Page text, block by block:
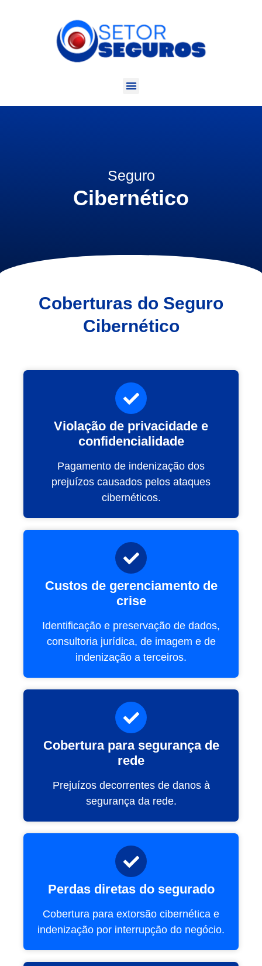
Seguro
Cibernético
Coberturas do Seguro
Cibernético
Violação de privacidade e
confidencialidade
Pagamento de indenização dos
prejuízos causados pelos ataques
cibernéticos.
Custos de gerenciamento de
crise
Identificação e preservação de dados,
consultoria jurídica, de imagem e de
indenização a terceiros.
Cobertura para segurança de
rede
Prejuízos decorrentes de danos à
segurança da rede.
Perdas diretas do segurado
Cobertura para extorsão cibernética e
indenização por interrupção do negócio.